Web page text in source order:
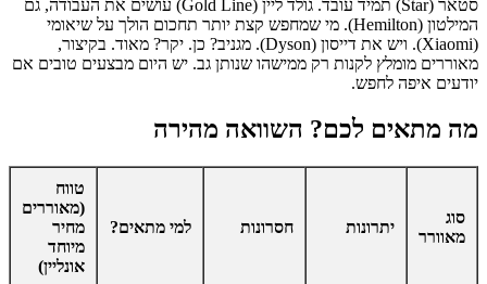
סטאר (Star) תמיד עובד. גולד ליין (Gold Line) עושים את העבודה, גם
המילטון (Hemilton). מי שמחפש קצת יותר תחכום הולך על שיאומי
(Xiaomi). ויש את דייסון (Dyson). מגניב? כן. יקר? מאוד. בקיצור,
מאוררים מומלץ לקנות רק ממישהו שנותן גב. יש היום מבצעים טובים אם
יודעים איפה לחפש.
מה מתאים לכם? השוואה מהירה
סוג
מאוורר
יתרונות חסרונות למי מתאים?
טווח
(מאוררים
מחיר
מיוחד
אונליין)